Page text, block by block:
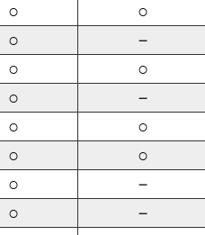
○ ○
○ －
○ ○
○ －
○ ○
○ ○
○ －
○ －